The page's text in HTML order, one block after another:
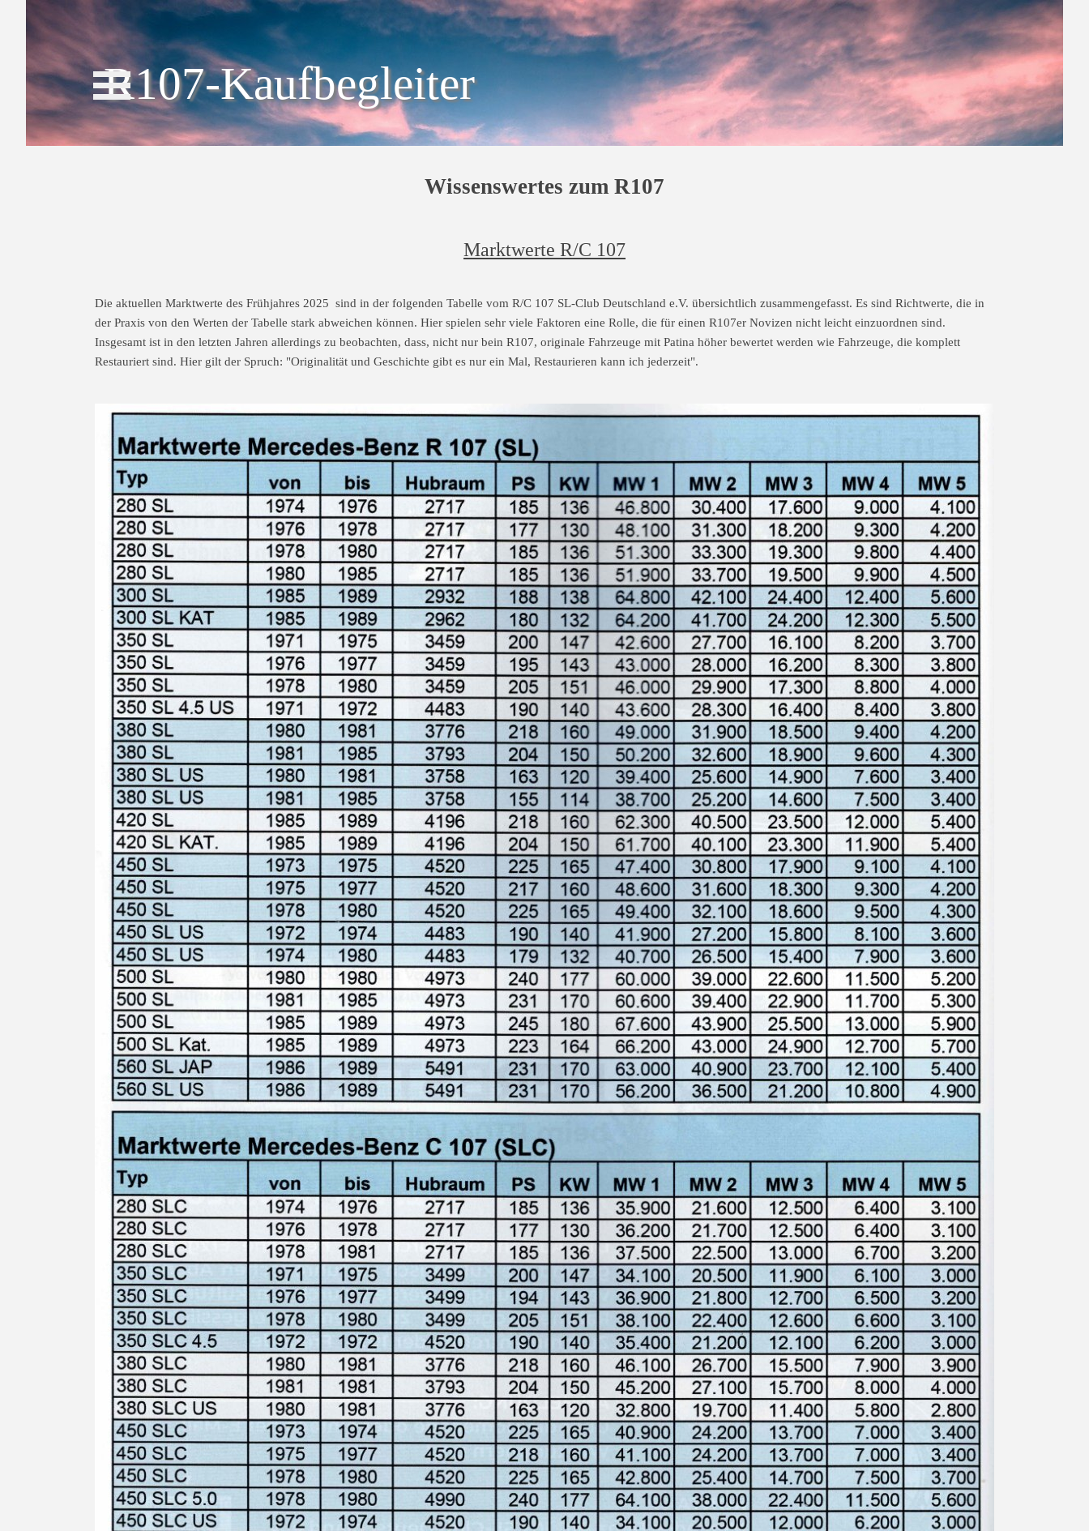
Direkt zum Seiteninhalt
Menü überspringen
R107-Kaufbegleiter
Wissenswertes zum R107
Marktwerte R/C 107
Die aktuellen Marktwerte des Frühjahres 2025 sind in der folgenden Tabelle vom R/C 107 SL-Club Deutschland e.V. übersichtlich zusammengefasst. Es sind Richtwerte, die in
der Praxis von den Werten der Tabelle stark abweichen können. Hier spielen sehr viele Faktoren eine Rolle, die für einen R107er Novizen nicht leicht einzuordnen sind.
Insgesamt ist in den letzten Jahren allerdings zu beobachten, dass, nicht nur bein R107, originale Fahrzeuge mit Patina höher bewertet werden wie Fahrzeuge, die komplett
Restauriert sind. Hier gilt der Spruch: "Originalität und Geschichte gibt es nur ein Mal, Restaurieren kann ich jederzeit".